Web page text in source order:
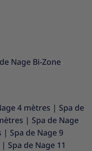
Nage Bi-Zone
4 mètres | Spa de
| Spa de Nage
| Spa de Nage 9
| Spa de Nage 11